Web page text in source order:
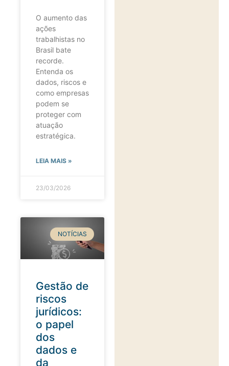
O aumento das
ações
trabalhistas no
Brasil bate
recorde.
Entenda os
dados, riscos e
como empresas
podem se
proteger com
atuação
estratégica.
LEIA MAIS »
23/03/2026
NOTÍCIAS
Gestão de
riscos
jurídicos:
o papel
dos
dados e
da